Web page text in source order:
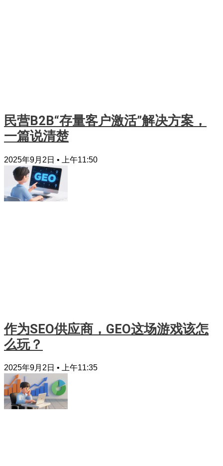
民营B2B“存量客户激活”解决方案，
一篇说清楚
2025年9月2日 上午11:50
作为SEO供应商，GEO这场游戏该怎
么玩？
2025年9月2日 上午11:35